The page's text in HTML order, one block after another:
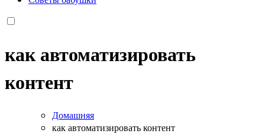
как автоматизировать
контент
Домашняя
как автоматизировать контент